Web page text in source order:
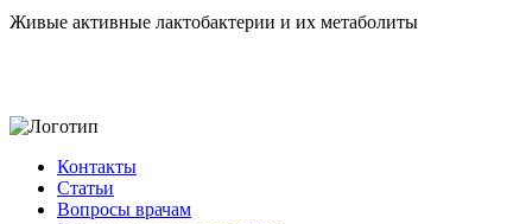
Живые активные лактобактерии и их метаболиты
Контакты
Статьи
Вопросы врачам